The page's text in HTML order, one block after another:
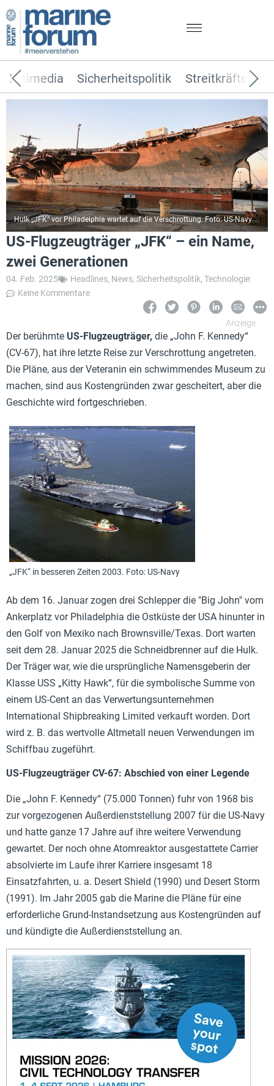
Sicherheitspolitik Streitkräfte
Multimedia
Hulk „JFK“ vor Philadelphia wartet auf die Verschrottung. Foto: US-Navy
US-Flugzeugträger „JFK“ – ein Name,
zwei Generationen
04. Feb. 2025 Headlines, News, Sicherheitspolitik, Technologie
Keine Kommentare
Der berühmte US-Flugzeugträger, die „John F. Kennedy“
(CV-67), hat ihre letzte Reise zur Verschrottung angetreten.
Die Pläne, aus der Veteranin ein schwimmendes Museum zu
machen, sind aus Kostengründen zwar gescheitert, aber die
Geschichte wird fortgeschrieben.
„JFK“ in besseren Zeiten 2003. Foto: US-Navy
Ab dem 16. Januar zogen drei Schlepper die "Big John" vom
Ankerplatz vor Philadelphia die Ostküste der USA hinunter in
den Golf von Mexiko nach Brownsville/Texas. Dort warten
seit dem 28. Januar 2025 die Schneidbrenner auf die Hulk.
Der Träger war, wie die ursprüngliche Namensgeberin der
Klasse USS „Kitty Hawk“, für die symbolische Summe von
einem US-Cent an das Verwertungsunternehmen
International Shipbreaking Limited verkauft worden. Dort
wird z. B. das wertvolle Altmetall neuen Verwendungen im
Schiffbau zugeführt.
US-Flugzeugträger CV-67: Abschied von einer Legende
Die „John F. Kennedy“ (75.000 Tonnen) fuhr von 1968 bis
zur vorgezogenen Außerdienststellung 2007 für die US-Navy
und hatte ganze 17 Jahre auf ihre weitere Verwendung
gewartet. Der noch ohne Atomreaktor ausgestattete Carrier
absolvierte im Laufe ihrer Karriere insgesamt 18
Einsatzfahrten, u. a. Desert Shield (1990) und Desert Storm
(1991). Im Jahr 2005 gab die Marine die Pläne für eine
erforderliche Grund-Instandsetzung aus Kostengründen auf
und kündigte die Außerdienststellung an.